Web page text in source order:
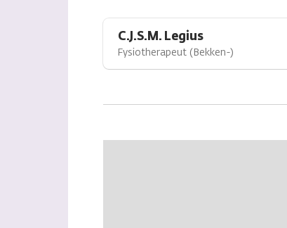
C.J.S.M. Legius
Fysiotherapeut (Bekken-)